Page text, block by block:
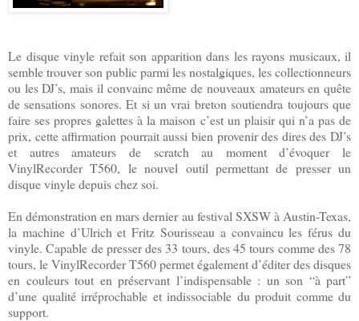
Le disque vinyle refait son apparition dans les rayons musicaux, il
semble trouver son public parmi les nostalgiques, les collectionneurs
ou les DJ’s, mais il convainc même de nouveaux amateurs en quête
de sensations sonores. Et si un vrai breton soutiendra toujours que
faire ses propres galettes à la maison c’est un plaisir qui n’a pas de
prix, cette affirmation pourrait aussi bien provenir des dires des DJ’s
et autres amateurs de scratch au moment d’évoquer le
VinylRecorder T560, le nouvel outil permettant de presser un
disque vinyle depuis chez soi.
En démonstration en mars dernier au festival SXSW à Austin-Texas,
la machine d’Ulrich et Fritz Sourisseau a convaincu les férus du
vinyle. Capable de presser des 33 tours, des 45 tours comme des 78
tours, le VinylRecorder T560 permet également d’éditer des disques
en couleurs tout en préservant l’indispensable : un son “à part”
d’une qualité irréprochable et indissociable du produit comme du
support.